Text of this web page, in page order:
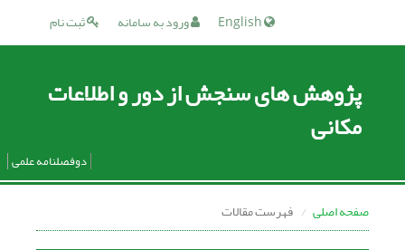
ثبت نام ورود به سامانه
پژوهش های سنجش از دور و اطلاعات
مکانی
دوفصلنامه علمی
صفحه اصلی فهرست مقالات